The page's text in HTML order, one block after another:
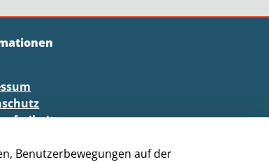
Benutzerbewegungen auf der